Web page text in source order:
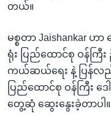
တယ်။
မစ္စတာ Jaishankar
ရုံး ပြည်ထောင်စု ဝန်ကြီ
ကယ်ဆယ်ရေး နဲ့ ပြန်လည်
ပြည်ထောင်စု ဝန်ကြီး
တွေ့ဆုံ ဆွေးနွေးခဲ့တာပါ။